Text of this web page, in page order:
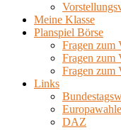
Meine Klasse
Planspiel Börse
Fragen zum
Fragen zum
Fragen zum
Links
DAZ